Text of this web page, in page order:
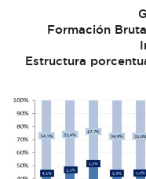
Formación
Estructura